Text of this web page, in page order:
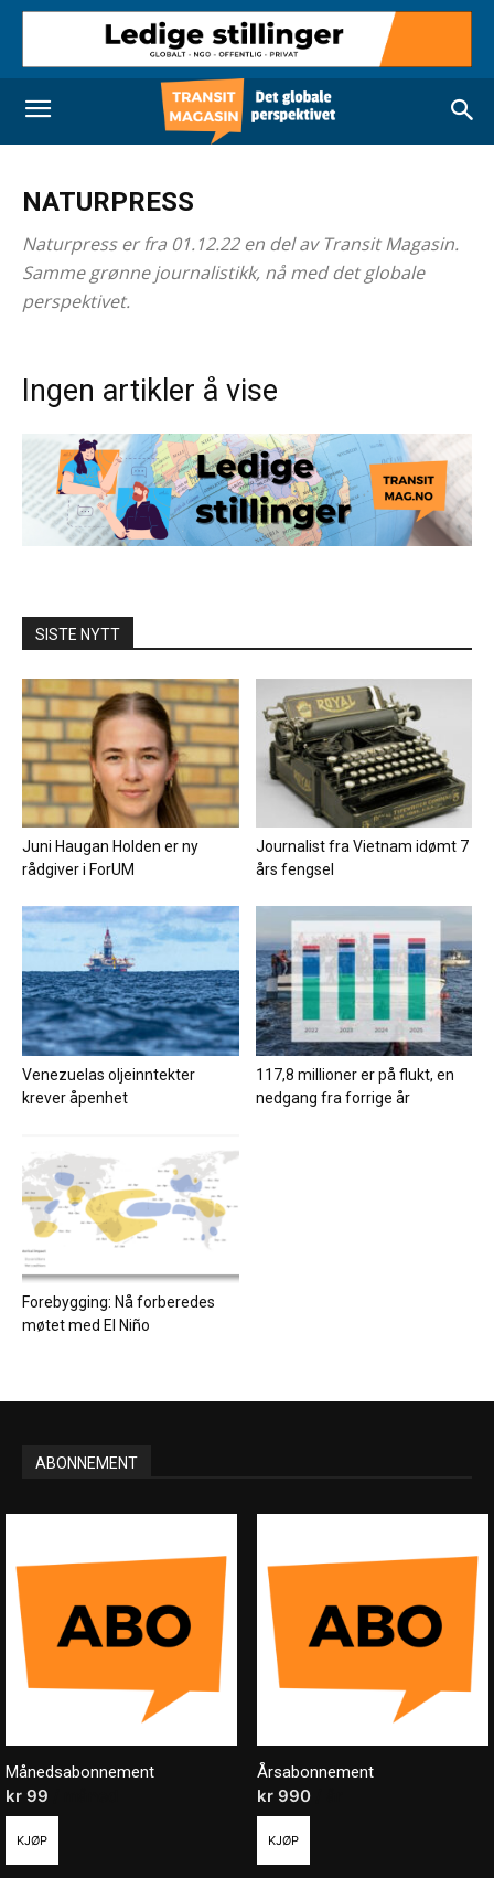
NATURPRESS
Naturpress er fra 01.12.22 en del av Transit Magasin.
Samme grønne journalistikk, nå med det globale
perspektivet.
Ingen artikler å vise
SISTE NYTT
Juni Haugan Holden er ny
rådgiver i ForUM
Journalist fra Vietnam idømt 7
års fengsel
Venezuelas oljeinntekter
krever åpenhet
117,8 millioner er på flukt, en
nedgang fra forrige år
Forebygging: Nå forberedes
møtet med El Niño
ABONNEMENT
Månedsabonnement
kr 99
KJØP
Årsabonnement
kr990
KJØP